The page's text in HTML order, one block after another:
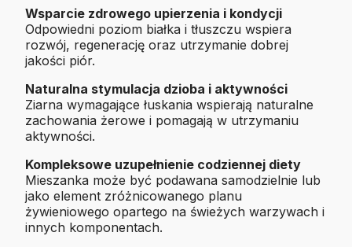
Wsparcie zdrowego upierzenia i kondycji
Odpowiedni poziom białka i tłuszczu wspiera
rozwój, regenerację oraz utrzymanie dobrej
jakości piór.
Naturalna stymulacja dzioba i aktywności
Ziarna wymagające łuskania wspierają naturalne
zachowania żerowe i pomagają w utrzymaniu
aktywności.
Kompleksowe uzupełnienie codziennej diety
Mieszanka może być podawana samodzielnie lub
jako element zróżnicowanego planu
żywieniowego opartego na świeżych warzywach i
innych komponentach.